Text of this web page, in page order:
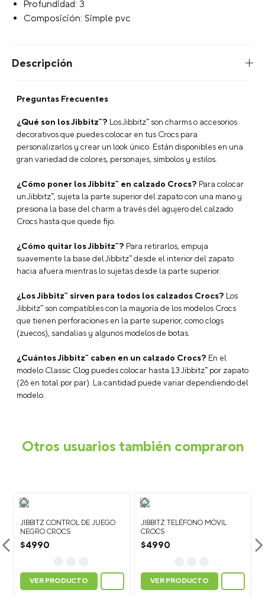
Jibbitz Auto Policía Azul Crocs
Modelo: Blue Police Car
Tipo: Charms
Tipo de Empaque: Unitario
Tipo de Ajuste: Sin ajuste
Ancho: 3
Alto: 3
Profundidad: 3
Descripción
Preguntas Frecuentes
¿Qué son los Jibbitz™?Los Jibbitz™ son charms o accesorios
decorativos que puedes colocar en tus Crocs para
¿Cómo poner los Jibbitz™ en calzado Crocs?Para colocar
¿Cómo quitar los Jibbitz™?
Para retirarlos, empuja
suavemente la base del Jibbitz™ desde el interior del zapato
hacia afuera mientras lo sujetas desde la parte superior.
Jibbitz™ son compatibles con la mayoría de los modelos Crocs
que tienen perforaciones en la parte superior, como clogs